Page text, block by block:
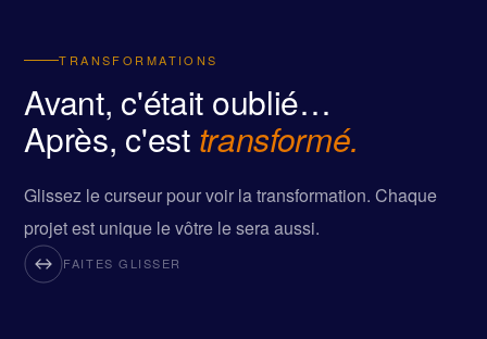
TRANSFORMATIONS
Avant, c'était oublié…
Après, c'est transformé.
Glissez le curseur pour voir la transformation. Chaque
projet est unique le vôtre le sera aussi.
FAITES GLISSER